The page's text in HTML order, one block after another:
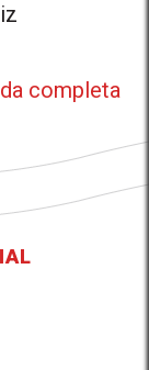
completa